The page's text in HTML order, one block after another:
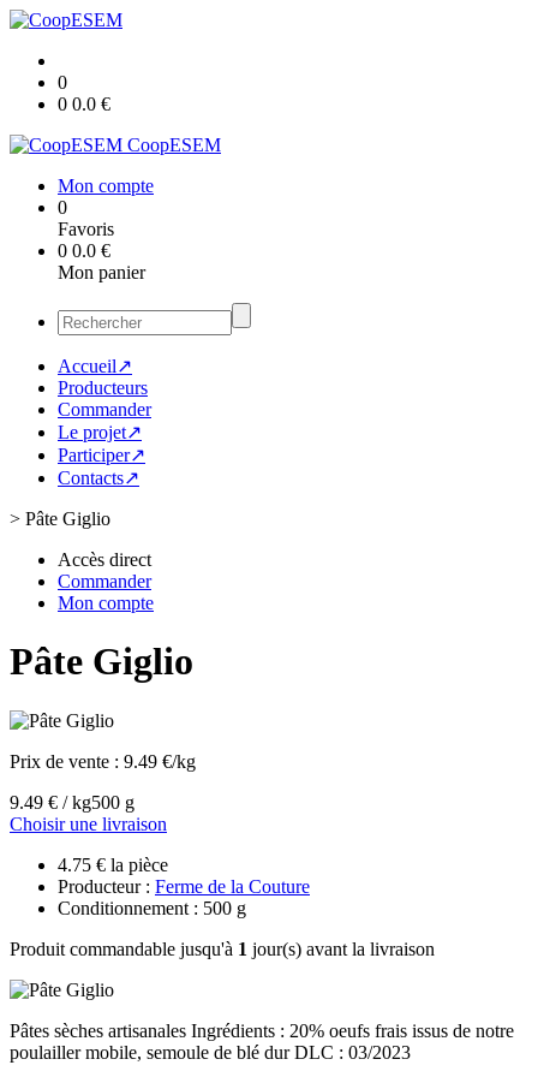
0
0 0.0 €
CoopESEM
Mon compte
0
Favoris
0 0.0 €
Mon panier
Accueil↗
Producteurs
Commander
Le projet↗
Participer↗
Contacts↗
> Pâte Giglio
Accès direct
Commander
Mon compte
Pâte Giglio
Prix de vente : 9.49 €/kg
9.49 € / kg500 g
Choisir une livraison
4.75 € la pièce
Producteur : Ferme de la Couture
Conditionnement : 500 g
Produit commandable jusqu'à 1 jour(s) avant la livraison
Pâtes sèches artisanales Ingrédients : 20% oeufs frais issus de notre
poulailler mobile, semoule de blé dur DLC : 03/2023